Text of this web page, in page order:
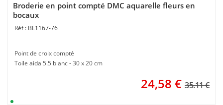
Broderie en point compté DMC aquarelle fleurs en
bocaux
BL1167-76
Point de croix compté
Toile aida 5.5 blanc - 30 x 20 cm
24,58 € 35.11 €